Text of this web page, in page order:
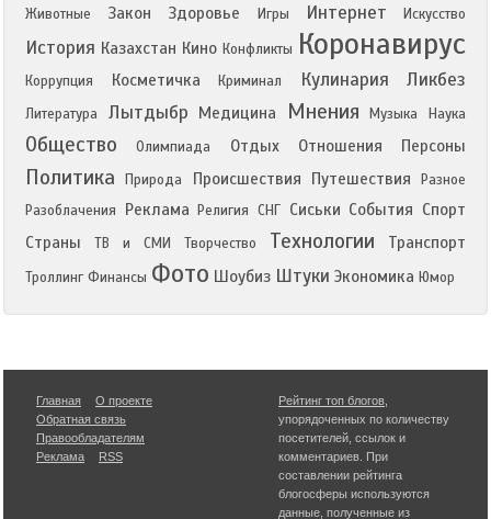
Животные
Закон Здоровье Игры Интернет Искусство
История Казахстан Кино Конфликты Коронавирус
Коррупция Косметичка Криминал Кулинария Ликбез
Литература Лытдыбр Медицина Мнения Музыка Наука
Общество Олимпиада Отдых Отношения Персоны
Политика Природа Происшествия Путешествия
Разное
Разоблачения
Реклама Религия СНГ Сиськи События Спорт
Страны
ТВ и СМИ Творчество Технологии Транспорт
Троллинг Финансы Фото Шоубиз Штуки Экономика Юмор
Главная
О проекте
Обратная связь
Правообладателям
Реклама
RSS
Рейтинг топ блогов
упорядоченных по количеству
посетителей, ссылок и
комментариев. При
составлении рейтинга
блогосферы используются
данные, полученные из